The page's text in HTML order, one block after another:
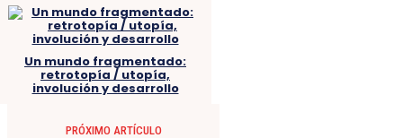
Un mundo fragmentado:
retrotopía / utopía,
involución y desarrollo
PRÓXIMO ARTÍCULO